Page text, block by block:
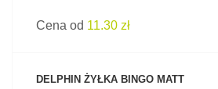
Cena od 11.30 zł
DELPHIN ŻYŁKA BINGO MATT